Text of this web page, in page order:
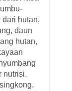
dari hutan.
daun
hutan,
nutrisi.